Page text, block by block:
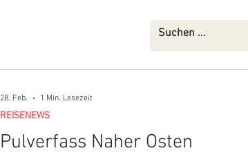
Pulverfass Naher Osten
REISENEWS
28. Feb. 1 Min. Lesezeit